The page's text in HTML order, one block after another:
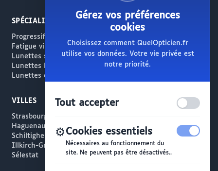
SPÉCIALITÉS
Progressifs / Presbytie
Fatigue visuelle / Écrans
Lunettes solaires
Lunettes haut de gamme
Lunettes créateur
VILLES
Strasbourg
Haguenau
Schiltigheim
Illkirch-Graffenstaden
Sélestat
Gérez vos préférences
cookies
Choisissez comment QuelOpticien.fr
utilise vos données. Votre vie privée est
notre priorité.
Tout accepter
⚙️Cookies essentiels
Nécessaires au fonctionnement du
site. Ne peuvent pas être désactivés..